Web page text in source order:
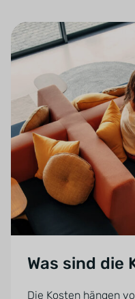
Was sind die
Die Kosten hängen